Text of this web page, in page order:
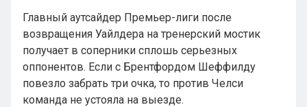
Главный аутсайдер Премьер-лиги после
возвращения Уайлдера на тренерский мостик
получает в соперники сплошь серьезных
оппонентов. Если с Брентфордом Шеффилду
повезло забрать три очка, то против Челси
команда не устояла на выезде.